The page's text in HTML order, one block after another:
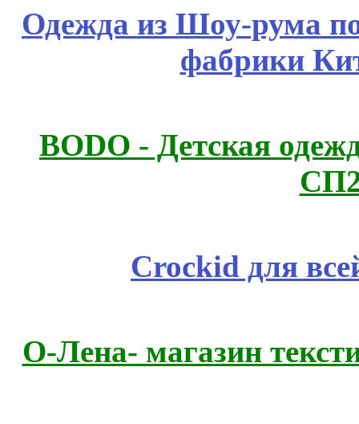
Одежда из Шоу-рума
фабрики
BODO - Детская
Crockid для
О-Лена- магазин